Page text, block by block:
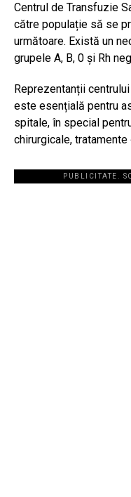
Centrul de Transfuzie
către populație să se
următoare. Există un
grupele A, B, 0 și Rh
Reprezentanții
este esențială pentru
spitale, în special
chirurgicale,
PUBLICITATE.